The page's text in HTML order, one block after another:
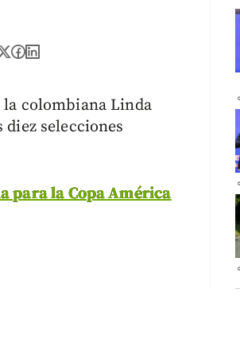
la colombiana Linda
diez selecciones
para la Copa América